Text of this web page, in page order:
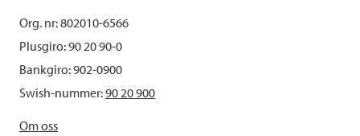
Org. nr: 802010-6566
Plusgiro: 90 20 90-0
Bankgiro: 902-0900
Swish-nummer:90 20 900
Om oss